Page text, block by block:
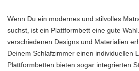
Wenn Du ein modernes und stilvolles
suchst, ist ein Plattformbett eine gute
verschiedenen Designs und Materialien
Deinem Schlafzimmer einen individuellen
Plattformbetten bieten sogar integrierten